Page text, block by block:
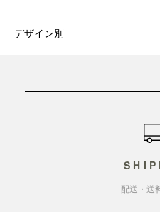
デザイン別
配送・送